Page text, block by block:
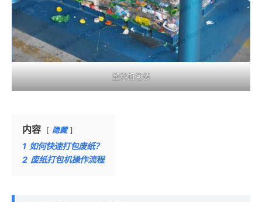
塑料瓶包装
内容 隐藏
1 如何快速打包废纸？
2 废纸打包机操作流程